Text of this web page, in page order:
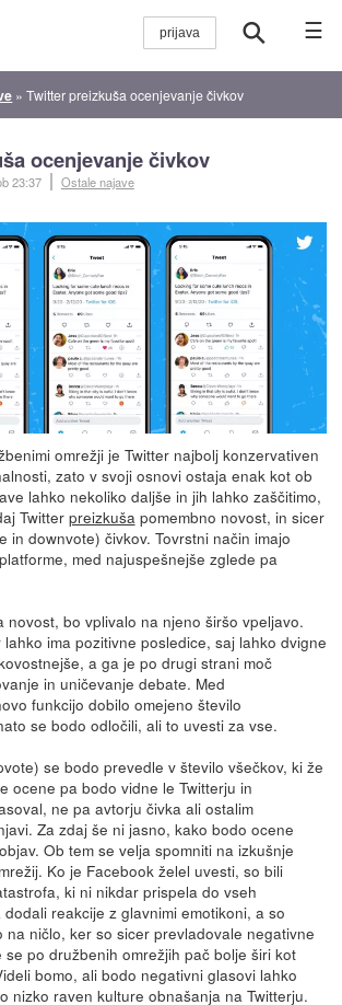
☰
»Twitter preizkuša ocenjevanje čivkov
ocenjevanje čivkov
23:37 Ostale najave
omrežji je Twitter najbolj konzervativen
zato v svoji osnovi ostaja enak kot ob
lahko nekoliko daljše in jih lahko zaščitimo,
Twitter preizkušapomembno novost, in sicer
in downvote) čivkov. Tovrstni način imajo
med najuspešnejše zglede pa
novost, bo vplivalo na njeno širšo vpeljavo.
ima pozitivne posledice, saj lahko dvigne
a ga je po drugi strani moč
in uničevanje debate. Med
funkcijo dobilo omejeno število
se bodo odločili, ali to uvesti za vse.
se bodo prevedle v število všečkov, ki že
ocene pa bodo vidne le Twitterju in
ne pa avtorju čivka ali ostalim
Za zdaj še ni jasno, kako bodo ocene
Ob tem se velja spomniti na izkušnje
Ko je Facebook želel uvesti, so bili
ki ni nikdar prispela do vseh
reakcije z glavnimi emotikoni, a so
na ničlo, ker so sicer prevladovale negativne
se po družbenih omrežjih pač bolje širi kot
bomo, ali bodo negativni glasovi lahko
nizko raven kulture obnašanja na Twitterju.